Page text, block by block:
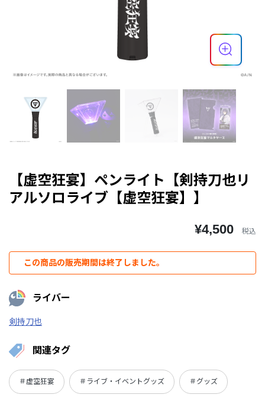
【虚空狂宴】ペンライト【剣持刀也リ
アルソロライブ【虚空狂宴】】
¥4,500 税込
この商品の販売期間は終了しました。
ライバー
剣持刀也
関連タグ
＃虚空狂宴 ＃ライブ・イベントグッズ ＃グッズ